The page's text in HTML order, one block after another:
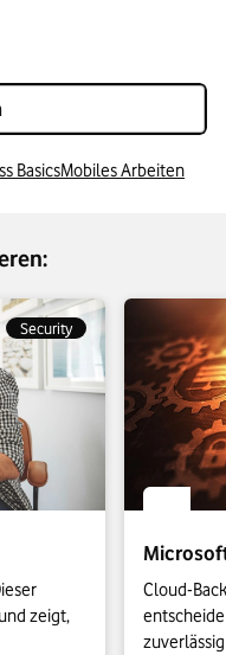
BasicsMobiles Arbeiten
Security
zeigt,
Cloud-